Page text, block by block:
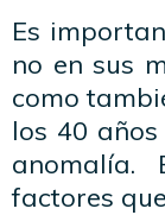
Es
no en sus
como
los 40
anomalía.
factores